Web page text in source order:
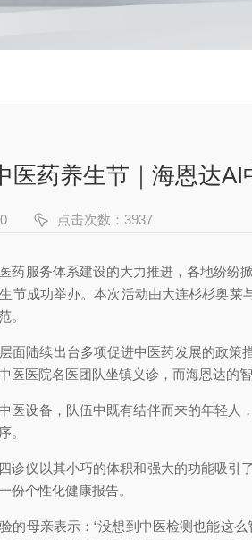
医药养生节｜海恩达
点击次数： 3937
药服务体系建设的大力推进，各地纷纷
节成功举办。本次活动由大连杉杉奥
。
面陆续出台多项促进中医药发展的政
医医院名医团队坐镇义诊，而海恩达的
医设备，队伍中既有结伴而来的年轻
。
诊仪以其小巧的体积和强大的功能吸引
份个性化健康报告。
的母亲表示：“没想到中医检测也能这